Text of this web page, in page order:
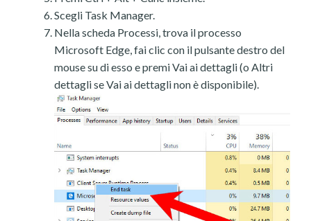
Scegli Task Manager.
Nella scheda Processi, trova il processo
Microsoft Edge, fai clic con il pulsante destro del
mouse su di esso e premi Vai ai dettagli (o Altri
dettagli se Vai ai dettagli non è disponibile).